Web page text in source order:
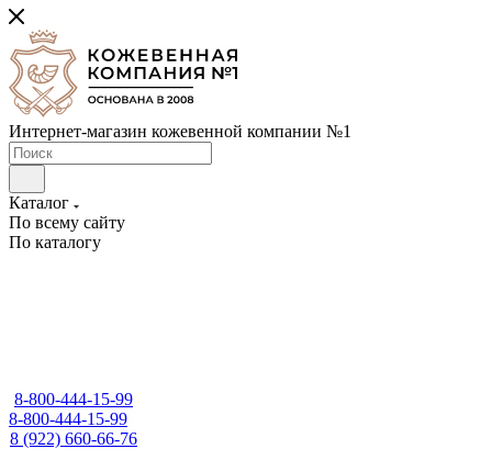
Интернет-магазин кожевенной компании №1
Каталог
По всему сайту
По каталогу
8-800-444-15-99
8-800-444-15-99
8 (922) 660-66-76